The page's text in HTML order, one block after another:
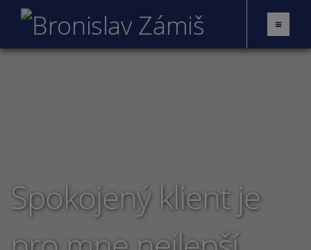
Spokojený klient je